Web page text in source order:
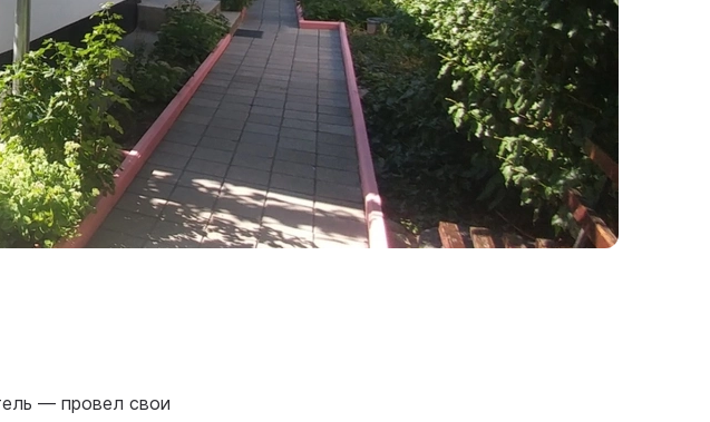
— провел свои